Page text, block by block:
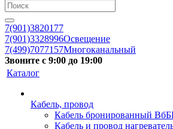
7(901)3820177
7(901)3328996Освещение
7(499)7077157Многоканальный
Звоните с 9:00 до 19:00
Каталог
Кабель, провод
Кабель бронированный
Кабель и провод